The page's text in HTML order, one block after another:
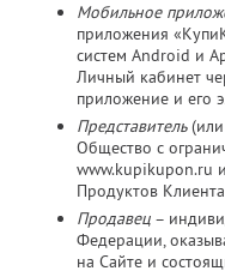
Мобильное
приложения
систем Android и
Личный кабинет
приложение и его
Представитель(или
Общество с
www.kupikupon.ru
Продуктов
Продавец –
Федерации,
на Сайте и